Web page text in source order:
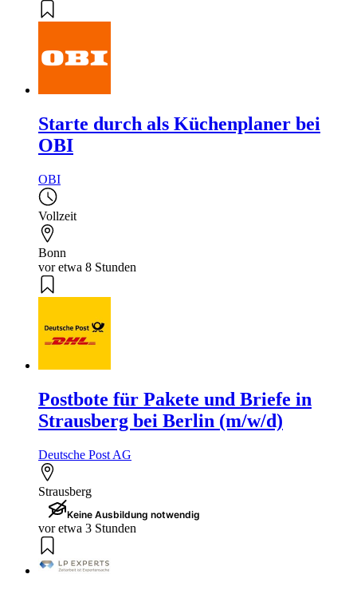
Starte durch als Küchenplaner bei
OBI
OBI
Vollzeit
Bonn
vor etwa 8 Stunden
Postbote für Pakete und Briefe in
Strausberg bei Berlin (m/w/d)
Deutsche Post AG
Strausberg
Keine Ausbildung notwendig
vor etwa 3 Stunden